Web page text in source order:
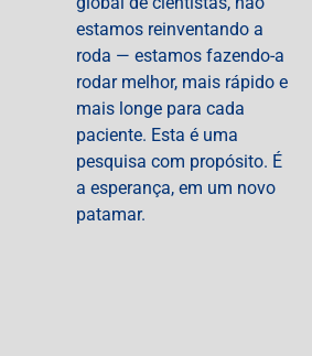
estamos reinventando a
roda — estamos fazendo-a
rodar melhor, mais rápido e
mais longe para cada
paciente. Esta é uma
pesquisa com propósito. É
a esperança, em um novo
patamar.